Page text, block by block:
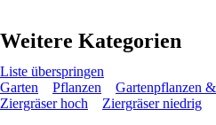
Weitere Kategorien
Liste überspringen
Garten
Pflanzen Gartenpflanzen
Ziergräser hoch
Ziergräser niedrig